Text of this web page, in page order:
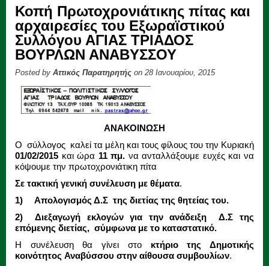
Κοπή Πρωτοχρονιάτικης πίτας και
αρχαιρεσίες του Εξωραϊστικού
Συλλόγου ΑΓΙΑΣ ΤΡΙΑΔΟΣ
ΒΟΥΡΛΩΝ ΑΝΑΒΥΣΣΟΥ
Posted by Αττικός Παρατηρητής on 28 Ιανουαρίου, 2015
ΑΝΑΚΟΙΝΩΣΗ
Ο σύλλογος καλεί τα μέλη και τους φίλους του την Κυριακή
01/02/2015 και ώρα 11 πμ. να ανταλλάξουμε ευχές και να
κόψουμε την πρωτοχρονιάτικη πίτα
Σε τακτική γενική συνέλευση με θέματα.
1) Απολογισμός Δ.Σ της διετίας της θητείας του.
2) Διεξαγωγή εκλογών για την ανάδειξη Δ.Σ της
επόμενης διετίας, σύμφωνα με το καταστατικό.
Η συνέλευση θα γίνει στο κτήριο της Δημοτικής
κοινότητος Αναβύσσου στην αίθουσα συμβουλίων.